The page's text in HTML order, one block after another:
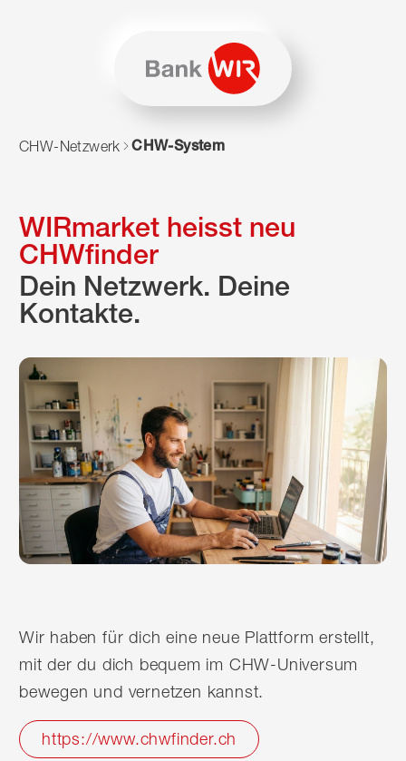
Zum Navigieren dieser Seite wird JavaScript benötigt.
CHW-Netzwerk CHW-System
WIRmarket heisst neu
CHWfinder
Dein Netzwerk. Deine
Kontakte.
Wir haben für dich eine neue Plattform erstellt,
mit der du dich bequem im CHW-Universum
bewegen und vernetzen kannst.
https://www.chwfinder.ch